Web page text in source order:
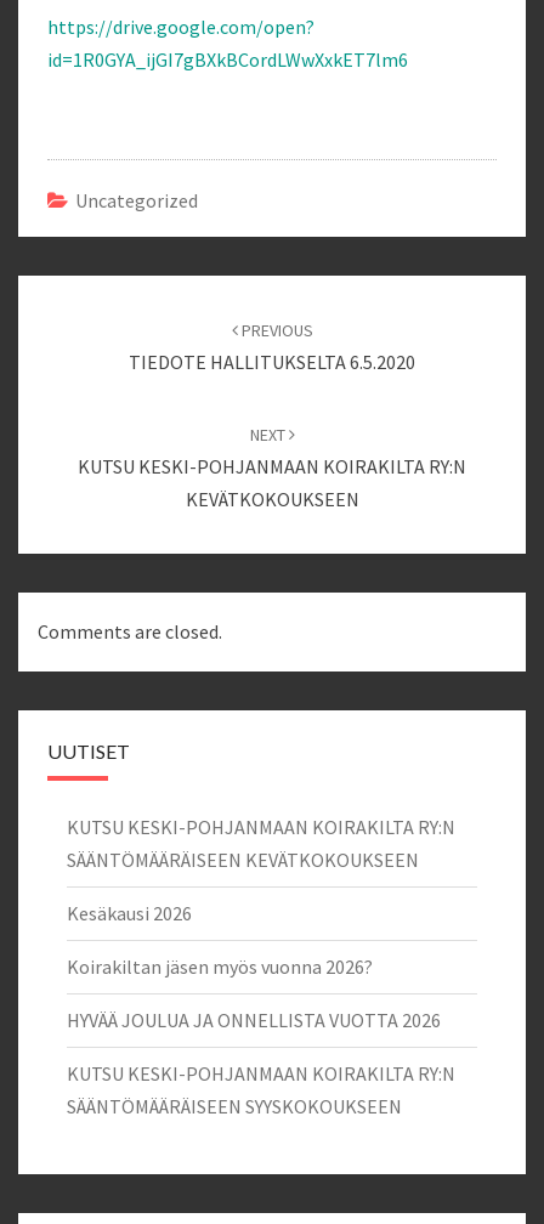
https://drive.google.com/open?
id=1R0GYA_ijGI7gBXkBCordLWwXxkET7lm6
Uncategorized
PREVIOUS
TIEDOTE HALLITUKSELTA 6.5.2020
NEXT
KUTSU KESKI-POHJANMAAN KOIRAKILTA RY:N
KEVÄTKOKOUKSEEN
Comments are closed.
UUTISET
KUTSU KESKI-POHJANMAAN KOIRAKILTA RY:N
SÄÄNTÖMÄÄRÄISEEN KEVÄTKOKOUKSEEN
Kesäkausi 2026
Koirakiltan jäsen myös vuonna 2026?
HYVÄÄ JOULUA JA ONNELLISTA VUOTTA 2026
KUTSU KESKI-POHJANMAAN KOIRAKILTA RY:N
SÄÄNTÖMÄÄRÄISEEN SYYSKOKOUKSEEN